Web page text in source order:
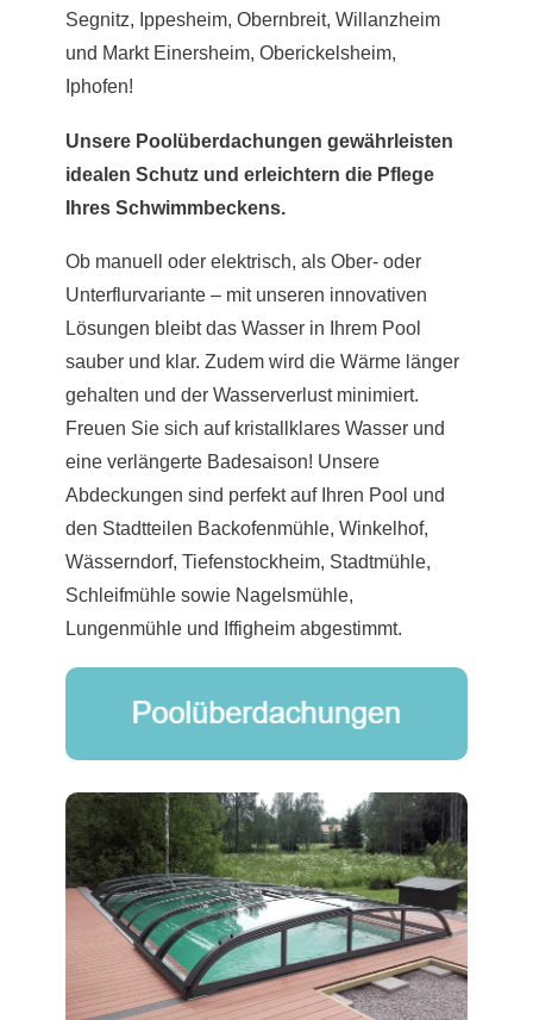
Segnitz, Ippesheim, Obernbreit, Willanzheim
und Markt Einersheim, Oberickelsheim,
Iphofen!
Unsere Poolüberdachungen gewährleisten
idealen Schutz und erleichtern die Pflege
Ihres Schwimmbeckens.
Ob manuell oder elektrisch, als Ober- oder
Unterflurvariante – mit unseren innovativen
Lösungen bleibt das Wasser in Ihrem Pool
sauber und klar. Zudem wird die Wärme länger
gehalten und der Wasserverlust minimiert.
Freuen Sie sich auf kristallklares Wasser und
eine verlängerte Badesaison! Unsere
Abdeckungen sind perfekt auf Ihren Pool und
den Stadtteilen Backofenmühle, Winkelhof,
Wässerndorf, Tiefenstockheim, Stadtmühle,
Schleifmühle sowie Nagelsmühle,
Lungenmühle und Iffigheim abgestimmt.